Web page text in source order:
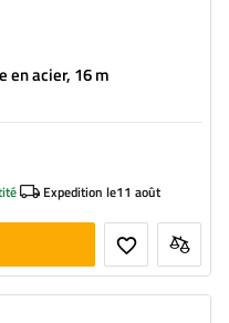
en acier, 16 m
Expedition le11 août